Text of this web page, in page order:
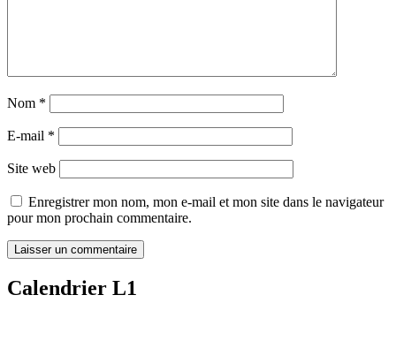
Nom *
E-mail *
Site web
Enregistrer mon nom, mon e-mail et mon site dans le navigateur
pour mon prochain commentaire.
Calendrier L1